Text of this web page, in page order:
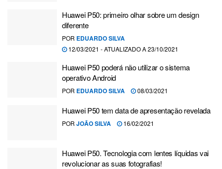
Huawei P50: primeiro olhar sobre um design
diferente
POR EDUARDO SILVA
12/03/2021 - ATUALIZADO A 23/10/2021
Huawei P50 poderá não utilizar o sistema
operativo Android
POR EDUARDO SILVA 08/03/2021
Huawei P50 tem data de apresentação revelada
POR JOÃO SILVA 16/02/2021
Huawei P50. Tecnologia com lentes líquidas vai
revolucionar as suas fotografias!